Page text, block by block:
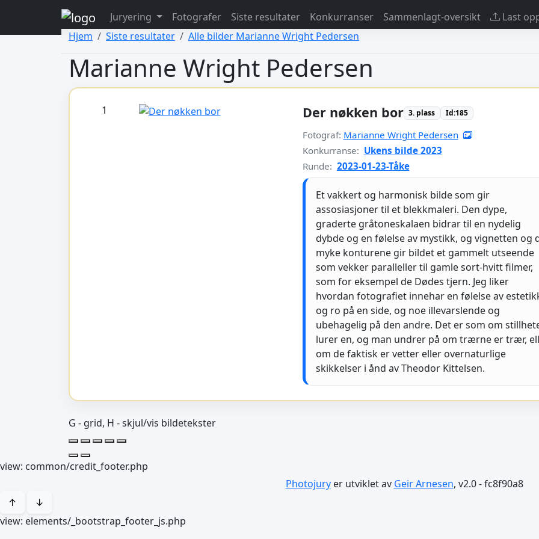
view: elements/_bootstrap_header_css.php
view: menus/_default.phpJuryering Fotografer Siste resultater Konkurranser Sammenlagt-oversikt Last
Hjem
Siste resultater Alle bilder Marianne Wright Pedersen
Marianne Wright Pedersen
1 Der nøkken bor 3. plass Id:185
Fotograf: Marianne Wright Pedersen
Konkurranse: Ukens bilde 2023
Runde: 2023-01-23-Tåke
Et vakkert og harmonisk bilde som gir
assosiasjoner til et blekkmaleri. Den dype,
graderte gråtoneskalaen bidrar til en nydelig
dybde og en følelse av mystikk, og vignetten og
myke konturene gir bildet et gammelt utseende
som vekker paralleller til gamle sort-hvitt filmer,
som for eksempel de Dødes tjern. Jeg liker
hvordan fotografiet innehar en følelse av
og ro på en side, og noe illevarslende og
ubehagelig på den andre. Det er som om
lurer en, og man undrer på om trærne er trær,
om de faktisk er vetter eller overnaturlige
skikkelser i ånd av Theodor Kittelsen.
G - grid, H - skjul/vis bildetekster
view: common/credit_footer.php
Photojuryer utviklet av Geir Arnesen, v2.0 - fc8f90a8
↑
↓
view: elements/_bootstrap_footer_js.php